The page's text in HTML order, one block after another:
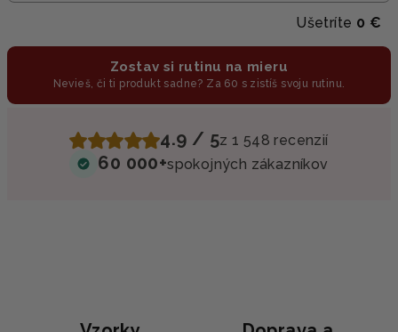
Ušetríte 0 €
Zostav si rutinu na mieru
Nevieš, či ti produkt sadne? Za 60 s zistíš svoju rutinu.
4.9 / 5z 1 548 recenzií
60 000+spokojných zákazníkov